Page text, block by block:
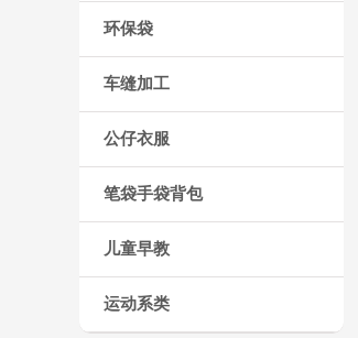
环保袋
车缝加工
公仔衣服
笔袋手袋背包
儿童早教
运动系类